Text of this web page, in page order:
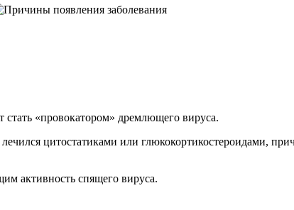
«провокатором» дремлющего вируса.
цитостатиками или глюкокортикостероидами,
активность спящего вируса.